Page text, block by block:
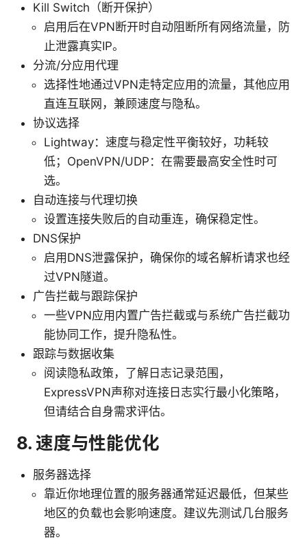
Kill Switch（断开保护）
启用后在VPN断开时自动阻断所有网络流量，防
止泄露真实IP。
分流/分应用代理
选择性地通过VPN走特定应用的流量，其他应用
直连互联网，兼顾速度与隐私。
协议选择
Lightway：速度与稳定性平衡较好，功耗较
低；OpenVPN/UDP：在需要最高安全性时可
选。
自动连接与代理切换
设置连接失败后的自动重连，确保稳定性。
DNS保护
启用DNS泄露保护，确保你的域名解析请求也经
过VPN隧道。
广告拦截与跟踪保护
一些VPN应用内置广告拦截或与系统广告拦截功
能协同工作，提升隐私性。
跟踪与数据收集
阅读隐私政策，了解日志记录范围，
ExpressVPN声称对连接日志实行最小化策略，
但请结合自身需求评估。
8. 速度与性能优化
服务器选择
靠近你地理位置的服务器通常延迟最低，但某些
地区的负载也会影响速度。建议先测试几台服务
器。